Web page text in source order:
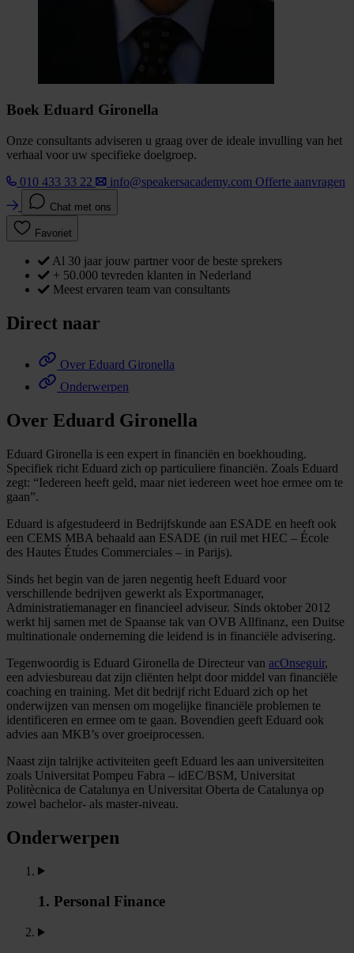
Boek Eduard Gironella
Onze consultants adviseren u graag over de ideale invulling van het
verhaal voor uw specifieke doelgroep.
010 433 33 22
info@speakersacademy.com Offerte aanvragen
Chat met ons
Favoriet
Al 30 jaar jouw partner voor de beste sprekers
+ 50.000 tevreden klanten in Nederland
Meest ervaren team van consultants
Direct naar
Over Eduard Gironella
Onderwerpen
Over Eduard Gironella
Eduard Gironella is een expert in financiën en boekhouding.
Specifiek richt Eduard zich op particuliere financiën. Zoals Eduard
zegt: “Iedereen heeft geld, maar niet iedereen weet hoe ermee om te
gaan”.
Eduard is afgestudeerd in Bedrijfskunde aan ESADE en heeft ook
een CEMS MBA behaald aan ESADE (in ruil met HEC – École
des Hautes Études Commerciales – in Parijs).
Sinds het begin van de jaren negentig heeft Eduard voor
verschillende bedrijven gewerkt als Exportmanager,
Administratiemanager en financieel adviseur. Sinds oktober 2012
werkt hij samen met de Spaanse tak van OVB Allfinanz, een Duitse
multinationale onderneming die leidend is in financiële advisering.
Tegenwoordig is Eduard Gironella de Directeur van acOnseguir,
een adviesbureau dat zijn cliënten helpt door middel van financiële
coaching en training. Met dit bedrijf richt Eduard zich op het
onderwijzen van mensen om mogelijke financiële problemen te
identificeren en ermee om te gaan. Bovendien geeft Eduard ook
advies aan MKB’s over groeiprocessen.
Naast zijn talrijke activiteiten geeft Eduard les aan universiteiten
zoals Universitat Pompeu Fabra – idEC/BSM, Universitat
Politècnica de Catalunya en Universitat Oberta de Catalunya op
zowel bachelor- als master-niveau.
Onderwerpen
1. Personal Finance